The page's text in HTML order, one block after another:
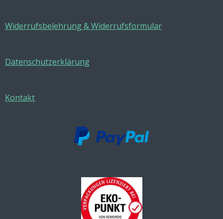
Widerrufsbelehrung & Widerrufsformular
Datenschutzerklärung
Kontakt